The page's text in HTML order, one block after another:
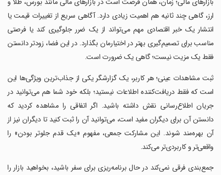
‏‏‏بازارهای مالی؛ زمان، همان فرصت است در بازارهای مالی مانند بورس، طلا و
ارز، گاهی چند ثانیه هم اهمیت زیادی دارد. آگاهی سریع از تغییرات قیمت یا
انتشار یک خبر اقتصادی مهم می‌تواند از یک ضرر جلوگیری کند یا فرصتی
مناسب برای تصمیم‌گیری بهتر در اختیارمان بگذارد. در این فضا، زودتر دانستن
فقط یک مزیت نیست؛ گاهی یک ضرورت است.
‏‏‏ثبت مشاهدات عینی؛ هر کاربر، یک گزارشگر یکی از جذاب‌ترین ویژگی‌ها این
است که فقط دریافت‌کننده اطلاعات نیستید؛ بلکه خود شما هم می‌توانید در
جریان اطلاع‌رسانی نقش داشته باشید. اگر اتفاقی را مشاهده کردید که
دانستن آن برای دیگران مفید است، می‌توانید آن را ثبت کنید تا دیگران نیز از
آن بهره‌مند شوند. این مشارکت جمعی، مفهوم «یک قدم جلوتر بودن» را
واقعی‌تر و کاربردی‌تر می‌کند.
‏‏‏جمع‌بندی فرقی نمی‌کند در حال برنامه‌ریزی برای سفر باشید، بخواهید بازار را